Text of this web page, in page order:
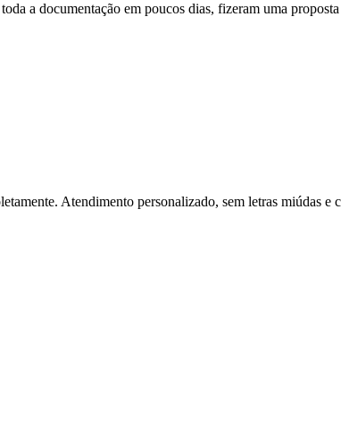
a documentação em poucos dias, fizeram uma
Atendimento personalizado, sem letras miúdas e